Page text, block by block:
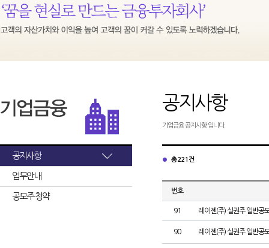
공지사항
업무안내
공모주 청약
공지사항
기업금융 공지사항 입니다.
총 221건
번호
91 레이젠(주) 실권주 일반공
90 레이젠(주) 실권주 일반공